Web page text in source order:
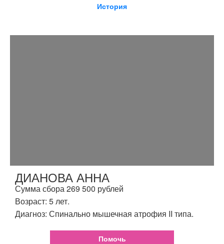
История
ДИАНОВА АННА
Сумма сбора 269 500 рублей
Возраст: 5 лет.
Диагноз: Спинально мышечная атрофия II типа.
Помочь